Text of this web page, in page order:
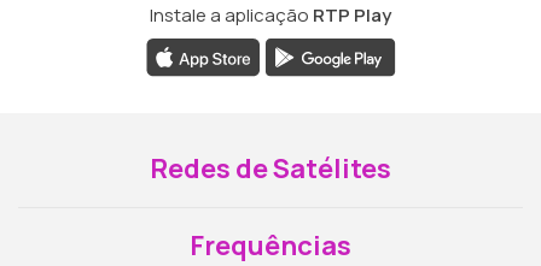
Instale a aplicação RTP Play
Redes de Satélites
Frequências